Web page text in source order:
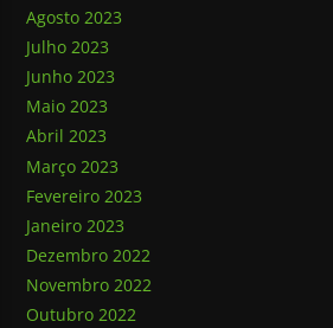
Agosto 2023
Julho 2023
Junho 2023
Maio 2023
Abril 2023
Março 2023
Fevereiro 2023
Janeiro 2023
Dezembro 2022
Novembro 2022
Outubro 2022